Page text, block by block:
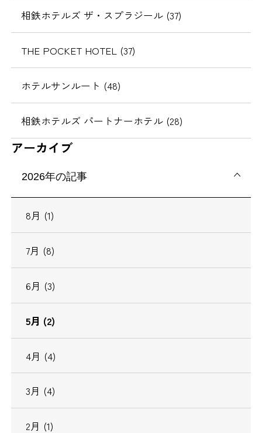
相鉄ホテルズ ザ・スプラジール (37)
THE POCKET HOTEL (37)
ホテルサンルート (48)
相鉄ホテルズ パートナーホテル (28)
アーカイブ
2026年の記事
8月 (1)
7月 (8)
6月 (3)
5月 (2)
4月 (4)
3月 (4)
2月 (1)